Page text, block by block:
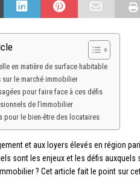
en matière de surface habitable
le marché immobilier
pour faire face à ces défis
de l’immobilier
pour le bien-être des locataires
et aux loyers élevés en région
sont les enjeux et les défis
? Cet article fait le point sur